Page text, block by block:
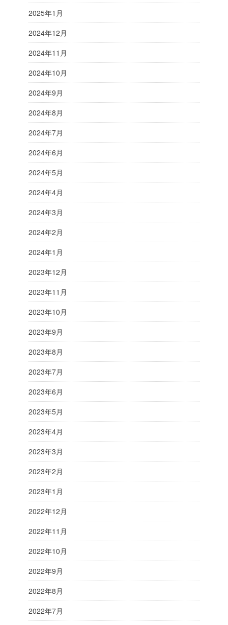
2025年1月
2024年12月
2024年11月
2024年10月
2024年9月
2024年8月
2024年7月
2024年6月
2024年5月
2024年4月
2024年3月
2024年2月
2024年1月
2023年12月
2023年11月
2023年10月
2023年9月
2023年8月
2023年7月
2023年6月
2023年5月
2023年4月
2023年3月
2023年2月
2023年1月
2022年12月
2022年11月
2022年10月
2022年9月
2022年8月
2022年7月